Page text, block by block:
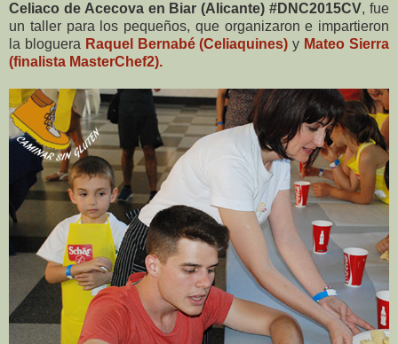
Celiaco de Acecova en Biar (Alicante) #DNC2015CV, fue
un taller para los pequeños, que organizaron e impartieron
la bloguera Raquel Bernabé (Celiaquines) y Mateo Sierra
(finalista MasterChef2).